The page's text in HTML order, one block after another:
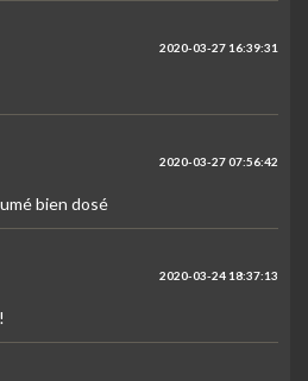
2020-03-27 16:39:31
2020-03-27 07:56:42
bien dosé
2020-03-24 18:37:13